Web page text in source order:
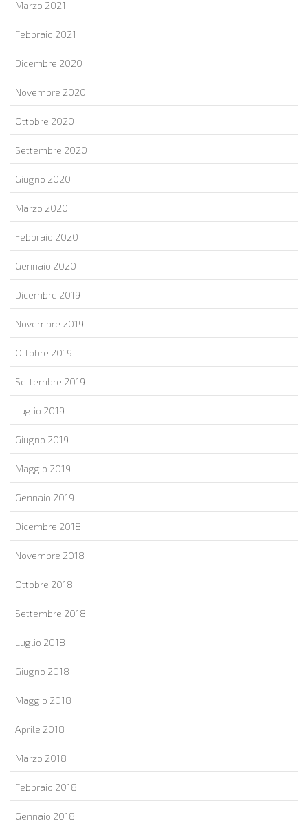
Marzo 2021
Febbraio 2021
Dicembre 2020
Novembre 2020
Ottobre 2020
Settembre 2020
Giugno 2020
Marzo 2020
Febbraio 2020
Gennaio 2020
Dicembre 2019
Novembre 2019
Ottobre 2019
Settembre 2019
Luglio 2019
Giugno 2019
Maggio 2019
Gennaio 2019
Dicembre 2018
Novembre 2018
Ottobre 2018
Settembre 2018
Luglio 2018
Giugno 2018
Maggio 2018
Aprile 2018
Marzo 2018
Febbraio 2018
Gennaio 2018